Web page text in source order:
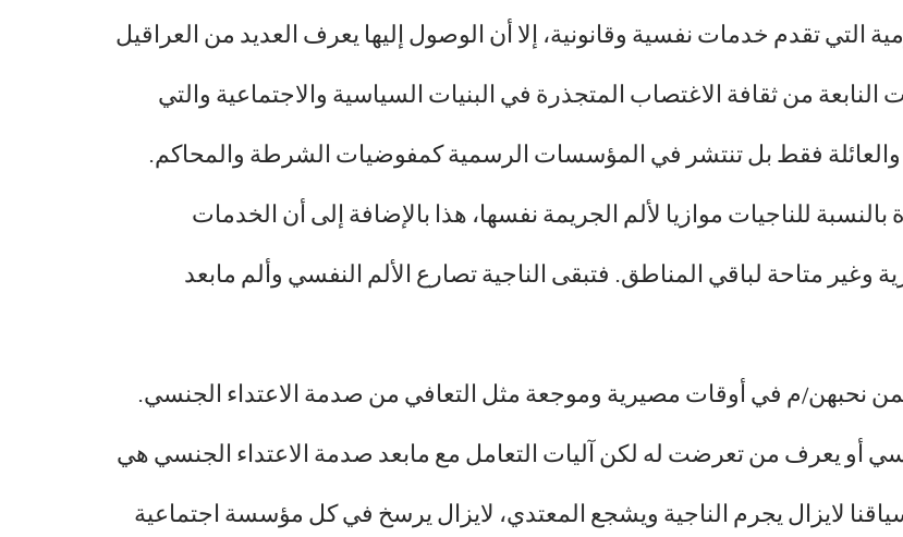
تقدم خدمات نفسية وقانونية، إلا أن الوصول إليها يعرف العديد من العراقيل
النابعة من ثقافة الاغتصاب المتجذرة في البنيات السياسية والاجتماعية والتي
فقط بل تنتشر في المؤسسات الرسمية كمفوضيات الشرطة والمحاكم.
للناجيات موازيا لألم الجريمة نفسها، هذا بالإضافة إلى أن الخدمات
وغير متاحة لباقي المناطق. فتبقى الناجية تصارع الألم النفسي وألم مابعد
نحبهن/م في أوقات مصيرية وموجعة مثل التعافي من صدمة الاعتداء الجنسي.
أو يعرف من تعرضت له لكن آليات التعامل مع مابعد صدمة الاعتداء الجنسي هي
لايزال يجرم الناجية ويشجع المعتدي، لايزال يرسخ في كل مؤسسة اجتماعية